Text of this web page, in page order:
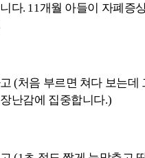
다. 11개월 아들이 자폐증
(처음 부르면 쳐다 보는데
난감에 집중합니다.)